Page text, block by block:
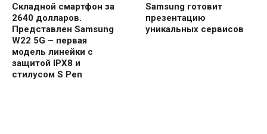
Складной смартфон за
2640 долларов.
Представлен Samsung
W22 5G – первая
модель линейки с
защитой IPX8 и
стилусом S Pen
Samsung готовит
презентацию
уникальных сервисов